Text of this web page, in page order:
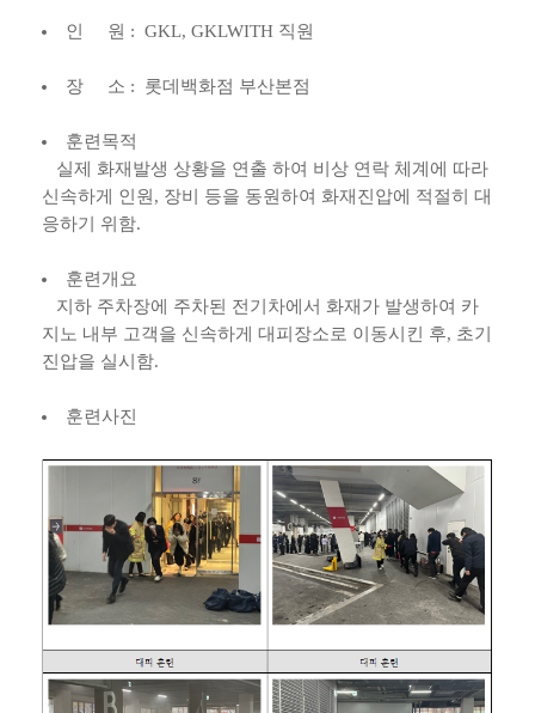
인 원 : GKL, GKLWITH 직원
장 소 : 롯데백화점 부산본점
훈련목적
실제 화재발생 상황을 연출 하여 비상 연락 체계에 따라
신속하게 인원, 장비 등을 동원하여 화재진압에 적절히 대
응하기 위함.
훈련개요
지하 주차장에 주차된 전기차에서 화재가 발생하여 카
지노 내부 고객을 신속하게 대피장소로 이동시킨 후, 초기
진압을 실시함.
훈련사진